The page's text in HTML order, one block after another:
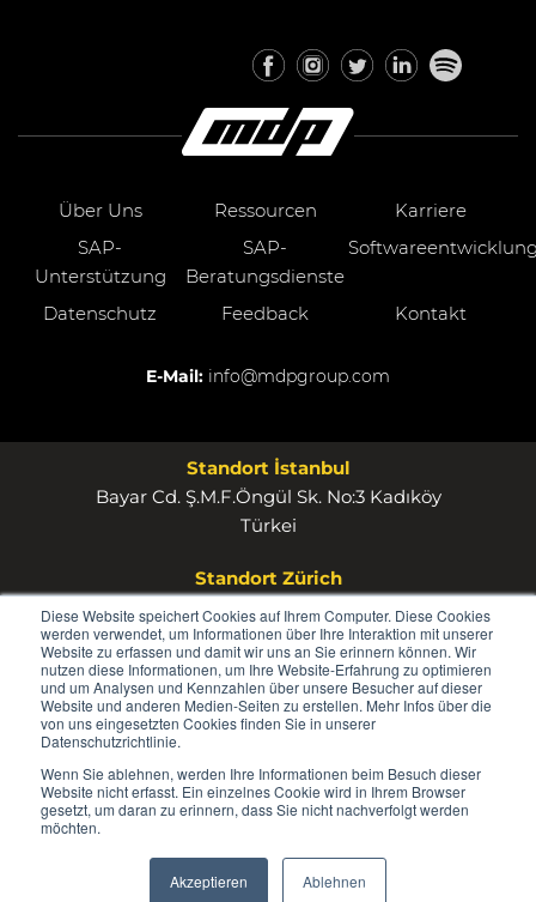
Diese Website speichert Cookies auf Ihrem Computer. Diese Cookies
werden verwendet, um Informationen über Ihre Interaktion mit unserer
Website zu erfassen und damit wir uns an Sie erinnern können. Wir
nutzen diese Informationen, um Ihre Website-Erfahrung zu optimieren
und um Analysen und Kennzahlen über unsere Besucher auf dieser
Website und anderen Medien-Seiten zu erstellen. Mehr Infos über die
von uns eingesetzten Cookies finden Sie in unserer
Datenschutzrichtlinie.
Wenn Sie ablehnen, werden Ihre Informationen beim Besuch dieser
Website nicht erfasst. Ein einzelnes Cookie wird in Ihrem Browser
gesetzt, um daran zu erinnern, dass Sie nicht nachverfolgt werden
möchten.
Akzeptieren Ablehnen
Über Uns Ressourcen
Karriere
SAP-
Unterstützung
SAP-
Beratungsdienste
Datenschutz Feedback Kontakt
E-Mail: info@mdpgroup.com
Standort İstanbul
Bayar Cd. Ş.M.F.Öngül Sk. No:3 Kadıköy
Türkei
Standort Zürich
MDP Group AG Rosstrasse 53 8832 Wollerau
Schweiz
© 2026
MDP
GROUP